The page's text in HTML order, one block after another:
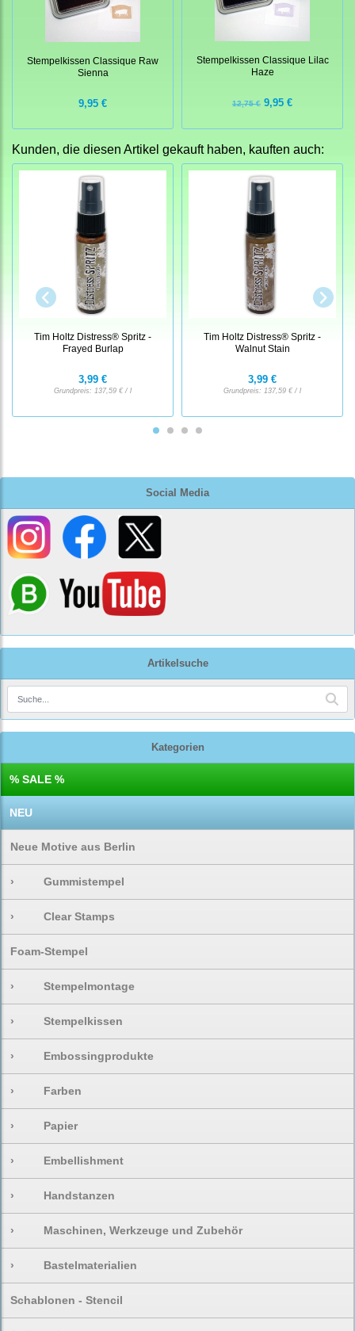
Social Media
Artikelsuche
Kategorien
% SALE %
NEU
Neue Motive aus Berlin
› Gummistempel
› Clear Stamps
Foam-Stempel
› Stempelmontage
› Stempelkissen
› Embossingprodukte
› Farben
› Papier
› Embellishment
› Handstanzen
› Maschinen, Werkzeuge und Zubehör
› Bastelmaterialien
Schablonen - Stencil
Stempelkissen Classique Raw
Sienna
9,95 €
Stempelkissen Classique Lilac
Haze
12,75 € 9,95 €
Kunden, die diesen Artikel gekauft haben, kauften auch:
Tim Holtz Distress® Spritz -
Frayed Burlap
3,99 €
Grundpreis: 137,59 € / l
Tim Holtz Distress® Spritz -
Walnut Stain
3,99 €
Grundpreis: 137,59 € / l